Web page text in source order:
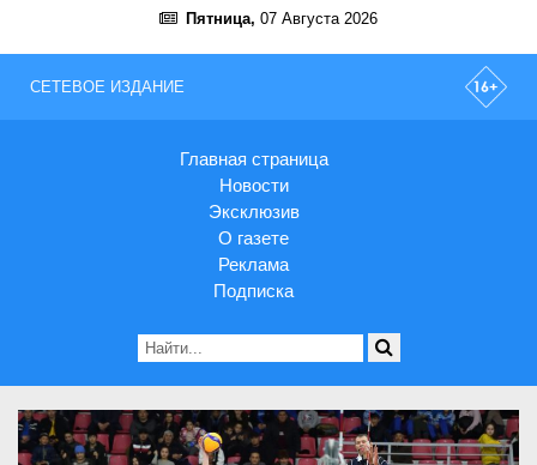
Пятница, 07 Августа 2026
СЕТЕВОЕ ИЗДАНИЕ
Главная страница
Новости
Эксклюзив
О газете
Реклама
Подписка